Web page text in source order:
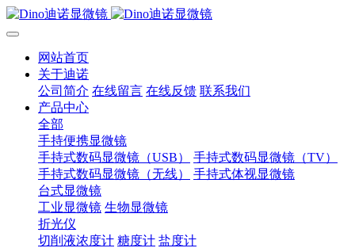
网站首页
关于迪诺
公司简介 在线留言 在线反馈 联系我们
产品中心
全部
手持便携显微镜
手持式数码显微镜（USB）
手持式数码显微镜（TV）
手持式数码显微镜（无线）
手持式体视显微镜
台式显微镜
工业显微镜 生物显微镜
折光仪
切削液浓度计 糖度计 盐度计